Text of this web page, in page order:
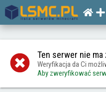
Ten serwer nie
Weryfikacja da Ci
Aby zweryfikować